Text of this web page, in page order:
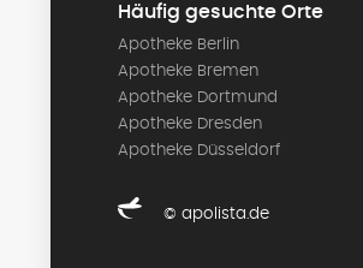
Häufig gesuchte Orte
Apotheke Berlin
Apotheke Bremen
Apotheke Dortmund
Apotheke Dresden
Apotheke Düsseldorf
© apolista.de